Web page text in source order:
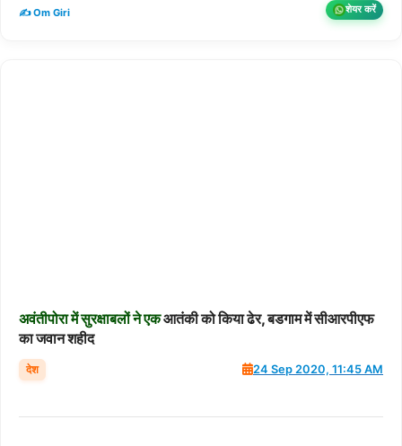
✍️ Om Giri शेयर करें
अवंतीपोरामेंसुरक्षाबलोंनेएकआतंकी को किया ढेर, बडगाम में सीआरपीएफ
का जवान शहीद
देश 24 Sep 2020, 11:45 AM